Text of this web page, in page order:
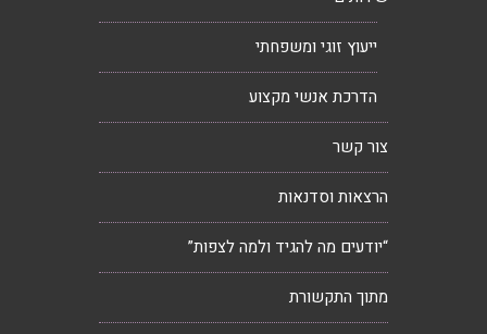
ייעוץ זוגי ומשפחתי
הדרכת אנשי מקצוע
צור קשר
הרצאות וסדנאות
“יודעים מה להגיד ולמה לצפות”
מתוך התקשורת